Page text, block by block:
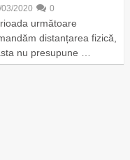
03/2020 0
următoare
distanțarea fizică,
nu presupune …